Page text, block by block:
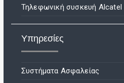
Τηλεφωνική συσκευή
Υπηρεσίες
Συστήματα Ασφαλείας